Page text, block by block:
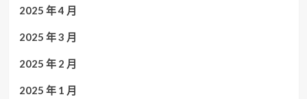
2025 年 4 月
2025 年 3 月
2025 年 2 月
2025 年 1 月